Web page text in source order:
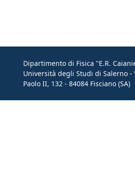
Dipartimento di Fisica "E.R.
Università degli Studi di Salerno -
Paolo II, 132 - 84084 Fisciano (SA)